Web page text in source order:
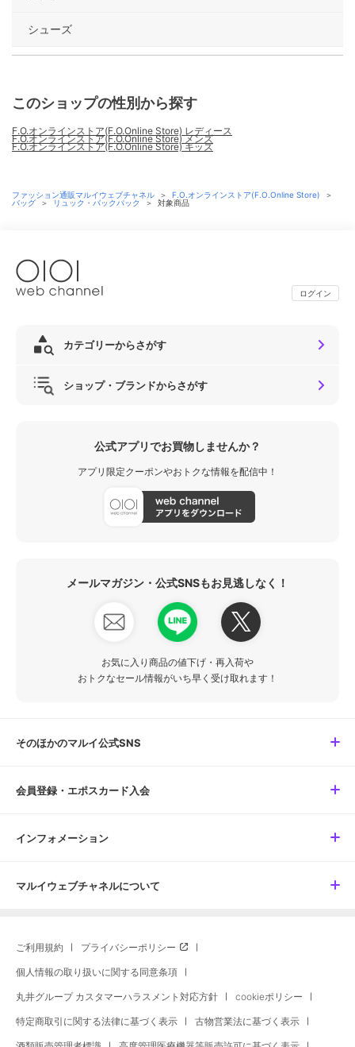
シューズ
このショップの性別から探す
F.O.オンラインストア(F.O.Online Store) レディース
F.O.オンラインストア(F.O.Online Store) メンズ
F.O.オンラインストア(F.O.Online Store) キッズ
ファッション通販マルイウェブチャネル ＞ F.O.オンラインストア(F.O.Online Store)
＞
バッグ
＞ リュック・バックパック＞ 対象商品
ログイン
カテゴリーからさがす
ショップ・ブランドからさがす
公式アプリでお買物しませんか？
アプリ限定クーポンやおトクな情報を配信中！
メールマガジン・公式SNSもお見逃しなく！
お気に入り商品の値下げ・再入荷や
おトクなセール情報がいち早く受け取れます！
そのほかのマルイ公式SNS
会員登録・エポスカード入会
インフォメーション
マルイウェブチャネルについて
ご利用規約 プライバシーポリシー
個人情報の取り扱いに関する同意条項
丸井グループ カスタマーハラスメント対応方針 cookieポリシー
特定商取引に関する法律に基づく表示 古物営業法に基づく表示